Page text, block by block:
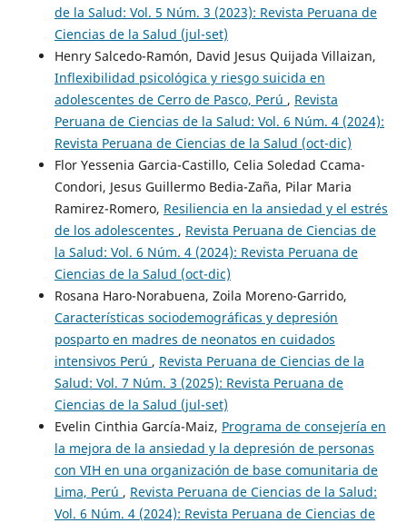
de la Salud: Vol. 5 Núm. 3 (2023): Revista Peruana de
Ciencias de la Salud (jul-set)
Henry Salcedo-Ramón, David Jesus Quijada Villaizan,
Inflexibilidad psicológica y riesgo suicida en
adolescentes de Cerro de Pasco, Perú , Revista
Peruana de Ciencias de la Salud: Vol. 6 Núm. 4 (2024):
Revista Peruana de Ciencias de la Salud (oct-dic)
Flor Yessenia Garcia-Castillo, Celia Soledad Ccama-
Condori, Jesus Guillermo Bedia-Zaña, Pilar Maria
Ramirez-Romero, Resiliencia en la ansiedad y el estrés
de los adolescentes , Revista Peruana de Ciencias de
la Salud: Vol. 6 Núm. 4 (2024): Revista Peruana de
Ciencias de la Salud (oct-dic)
Rosana Haro-Norabuena, Zoila Moreno-Garrido,
Características sociodemográficas y depresión
posparto en madres de neonatos en cuidados
intensivos Perú , Revista Peruana de Ciencias de la
Salud: Vol. 7 Núm. 3 (2025): Revista Peruana de
Ciencias de la Salud (jul-set)
Evelin Cinthia García-Maiz, Programa de consejería en
la mejora de la ansiedad y la depresión de personas
con VIH en una organización de base comunitaria de
Lima, Perú , Revista Peruana de Ciencias de la Salud:
Vol. 6 Núm. 4 (2024): Revista Peruana de Ciencias de